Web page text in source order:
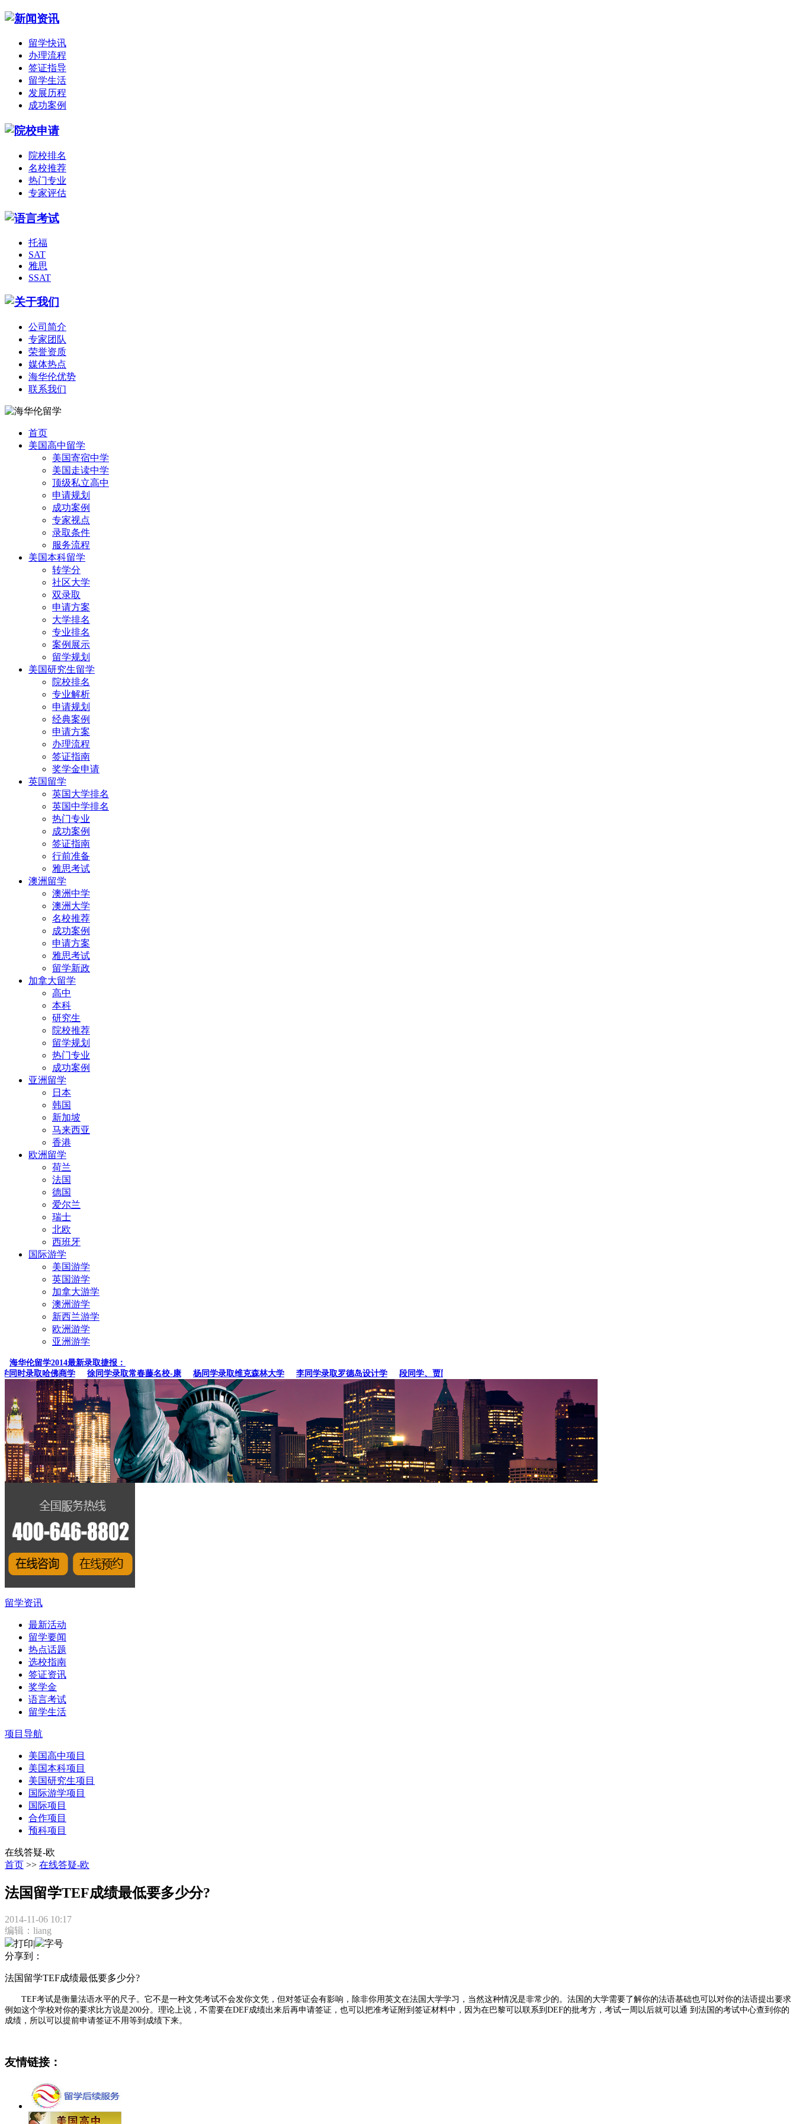
留学快讯
办理流程
签证指导
留学生活
发展历程
成功案例
院校排名
名校推荐
热门专业
专家评估
托福
SAT
雅思
SSAT
公司简介
专家团队
荣誉资质
媒体热点
海华伦优势
联系我们
首页
美国高中留学
美国寄宿中学
美国走读中学
顶级私立高中
申请规划
成功案例
专家视点
录取条件
服务流程
美国本科留学
转学分
社区大学
双录取
申请方案
大学排名
专业排名
案例展示
留学规划
美国研究生留学
院校排名
专业解析
申请规划
经典案例
申请方案
办理流程
签证指南
奖学金申请
英国留学
英国大学排名
英国中学排名
热门专业
成功案例
签证指南
行前准备
雅思考试
澳洲留学
澳洲中学
澳洲大学
名校推荐
成功案例
申请方案
雅思考试
留学新政
加拿大留学
高中
本科
研究生
院校推荐
留学规划
热门专业
成功案例
亚洲留学
日本
韩国
新加坡
马来西亚
香港
欧洲留学
荷兰
法国
德国
爱尔兰
瑞士
北欧
西班牙
国际游学
美国游学
英国游学
加拿大游学
澳洲游学
新西兰游学
欧洲游学
亚洲游学
海华伦留学2014最新录取捷报：
时录取哈佛商学
徐同学录取常春藤名校-康 杨同学录取维克森林大学 李同学录取罗德岛设计学 段同学、贾同学录取纽约
留学资讯
最新活动
留学要闻
热点话题
选校指南
签证资讯
奖学金
语言考试
留学生活
项目导航
美国高中项目
美国本科项目
美国研究生项目
国际游学项目
国际项目
合作项目
预科项目
在线答疑-欧
首页 >> 在线答疑-欧
法国留学TEF成绩最低要多少分?
2014-11-06 10:17
编辑：liang
打印|
字号
分享到：
法国留学TEF成绩最低要多少分?
TEF考试是衡量法语水平的尺子。它不是一种文凭考试不会发你文凭，但对签证会有影响，除非你用英文在法国大学学习，当然这种情况是非常少的。法国的大学需要了解你的法语基础也可以对你的法语提出要求
例如这个学校对你的要求比方说是200分。理论上说，不需要在DEF成绩出来后再申请签证，也可以把准考证附到签证材料中，因为在巴黎可以联系到DEF的批考方，考试一周以后就可以通 到法国的考试中心查到你的
成绩，所以可以提前申请签证不用等到成绩下来。
友情链接：